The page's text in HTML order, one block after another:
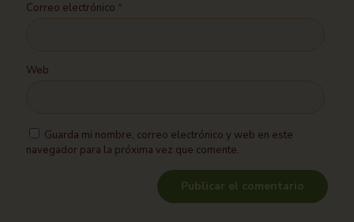
Correo electrónico *
Web
Guarda mi nombre, correo electrónico y web en este
navegador para la próxima vez que comente.